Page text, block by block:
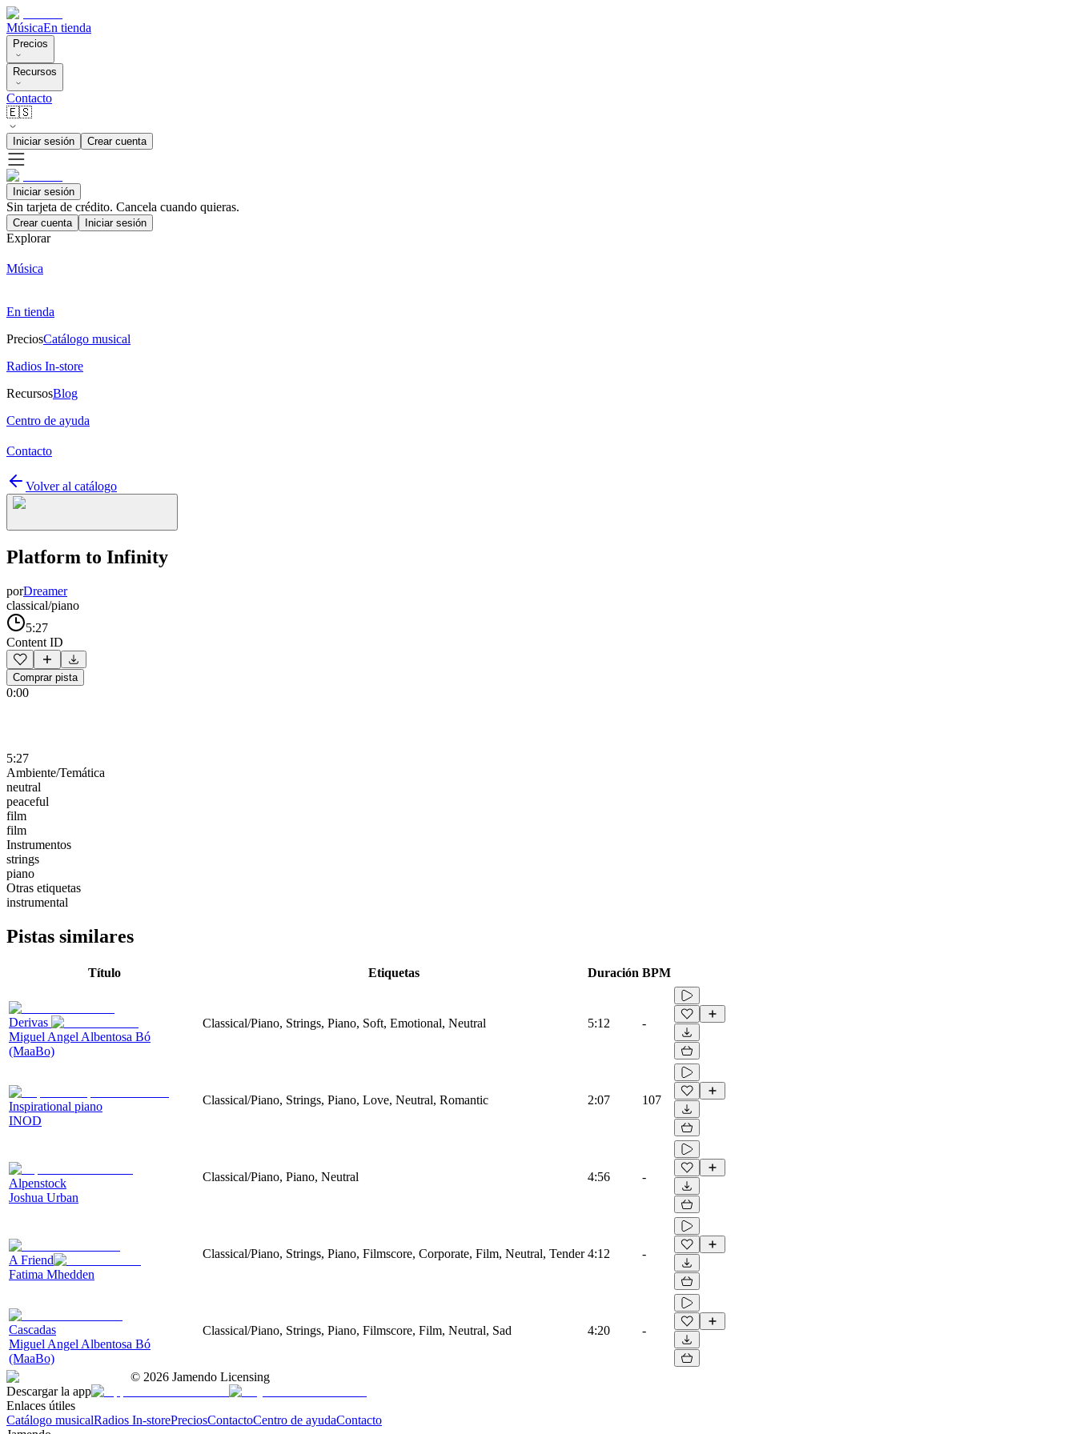
MúsicaEn tienda
Precios
Recursos
Contacto
🇪🇸
Iniciar sesión Crear cuenta
Iniciar sesión
Sin tarjeta de crédito. Cancela cuando quieras.
Crear cuenta Iniciar sesión
Explorar
Música
En tienda
PreciosCatálogo musical
Radios In-store
RecursosBlog
Centro de ayuda
Contacto
Volver al catálogo
Platform to Infinity
porDreamer
classical/piano
5:27
Content ID
Comprar pista
0:00
5:27
Ambiente/Temática
neutral
peaceful
film
film
Instrumentos
strings
piano
Otras etiquetas
instrumental
Pistas similares
Título Etiquetas Duración BPM
Derivas
Miguel Angel Albentosa Bó
(MaaBo)
Classical/Piano, Strings, Piano, Soft, Emotional, Neutral 5:12 -
Inspirational piano
INOD
Classical/Piano, Strings, Piano, Love, Neutral, Romantic 2:07 107
Alpenstock
Joshua Urban
Classical/Piano, Piano, Neutral 4:56 -
A Friend
Fatima Mhedden
Classical/Piano, Strings, Piano, Filmscore, Corporate, Film, Neutral, Tender 4:12 -
Cascadas
Miguel Angel Albentosa Bó
(MaaBo)
Classical/Piano, Strings, Piano, Filmscore, Film, Neutral, Sad 4:20 -
© 2026 Jamendo Licensing
Descargar la app
Enlaces útiles
Catálogo musicalRadios In-storePreciosContactoCentro de ayudaContacto